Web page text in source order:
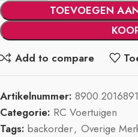
TOEVOEGEN
Add to compare
Artikelnummer: 8900.2016891
Categorie: RC Voertuigen
Tags: backorder, Overige